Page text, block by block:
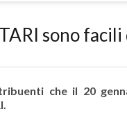
sono
che il 20